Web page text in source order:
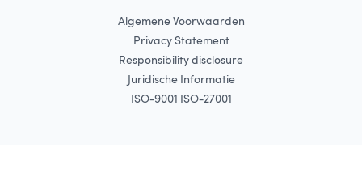
Algemene Voorwaarden
Privacy Statement
Responsibility disclosure
Juridische Informatie
ISO-9001 ISO-27001